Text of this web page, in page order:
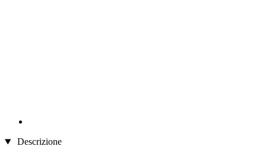
Descrizione